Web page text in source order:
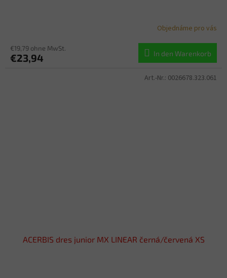
Objednáme pro vás
€19,79 ohne MwSt.
€23,94 In den Warenkorb
ACERBIS dres junior MX LINEAR černá/červená XS
Art.-Nr.: 0026678.323.061